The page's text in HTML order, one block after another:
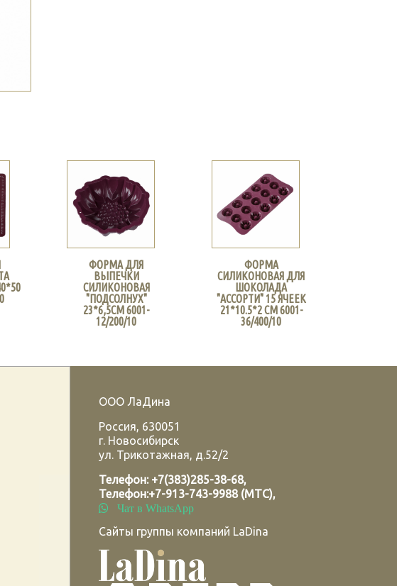
ФОРМА ДЛЯ
ВЫПЕЧКИ
СИЛИКОНОВАЯ
"ПОДСОЛНУХ"
23*6,5СМ 6001-
12/200/10
ФОРМА
СИЛИКОНОВАЯ ДЛЯ
ШОКОЛАДА
"АССОРТИ" 15 ЯЧЕЕК
21*10.5*2 СМ 6001-
36/400/10
ООО ЛаДина
Россия, 630051
г. Новосибирск
ул. Трикотажная, д.52/2
Телефон: +7(383)285-38-68,
Телефон:+7-913-743-9988 (МТС),
Чат в WhatsApp
Сайты группы компаний LaDina